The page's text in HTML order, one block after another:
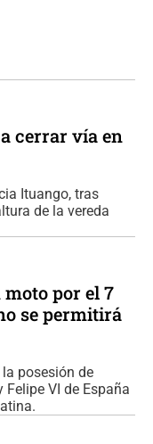
cerrar vía en
Ituango, tras
de la vereda
por el 7
se permitirá
posesión de
VI de España